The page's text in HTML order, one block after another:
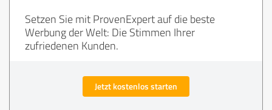
Setzen Sie mit ProvenExpert auf die beste
Werbung der Welt: Die Stimmen Ihrer
zufriedenen Kunden.
Jetzt kostenlos starten